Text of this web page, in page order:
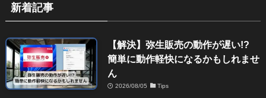
新着記事
【解決】弥生販売の動作が遅い!?
簡単に動作軽快になるかもしれませ
ん
2026/08/05 Tips